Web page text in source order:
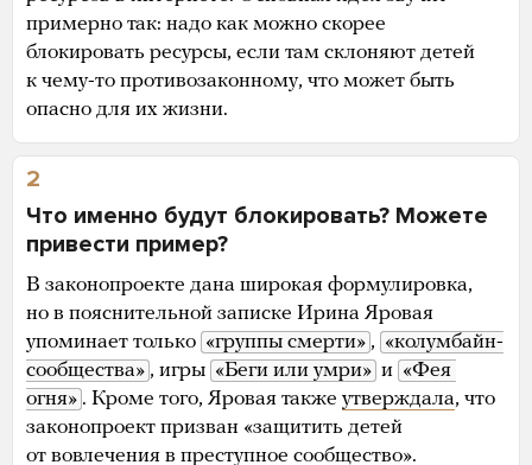
примерно так: надо как можно скорее
блокировать ресурсы, если там склоняют детей
к чему-то противозаконному, что может быть
опасно для их жизни.
2
Что именно будут блокировать? Можете
привести пример?
В законопроекте дана широкая формулировка,
но в пояснительной записке Ирина Яровая
упоминает только «группы смерти» , «колумбайн-
сообщества» , игры «Беги или умри» и «Фея
огня» . Кроме того, Яровая также утверждала, что
законопроект призван «защитить детей
от вовлечения в преступное сообщество».